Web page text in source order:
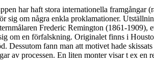
har haft stora internationella framgångar
sig om några enkla proklamationer.
Frederic Remington (1861-
om en förfalskning. Originalet finns i
fann man att motivet hade
av processen. En liten monter visar t ex en